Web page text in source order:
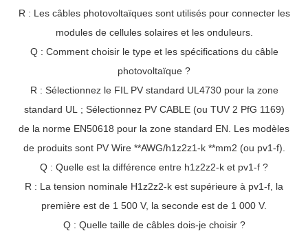
R : Les câbles photovoltaïques sont utilisés pour connecter les
modules de cellules solaires et les onduleurs.
Q : Comment choisir le type et les spécifications du câble
photovoltaïque ?
R : Sélectionnez le FIL PV standard UL4730 pour la zone
standard UL ; Sélectionnez PV CABLE (ou TUV 2 PfG 1169)
de la norme EN50618 pour la zone standard EN. Les modèles
de produits sont PV Wire **AWG/h1z2z1-k **mm2 (ou pv1-f).
Q : Quelle est la différence entre h1z2z2-k et pv1-f ?
R : La tension nominale H1z2z2-k est supérieure à pv1-f, la
première est de 1 500 V, la seconde est de 1 000 V.
Q : Quelle taille de câbles dois-je choisir ?